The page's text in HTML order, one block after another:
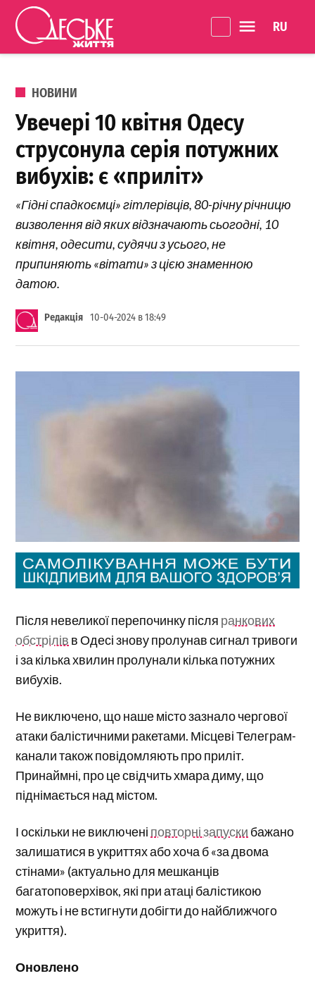
Перейти до вмісту
Життя
ОПУБЛІКОВАНО В
НОВИНИ
Увечері 10 квітня Одесу
струсонула серія потужних
вибухів: є «приліт»
«Гідні спадкоємці» гітлерівців, 80-річну річницю
визволення від яких відзначають сьогодні, 10
квітня, одесити, судячи з усього, не
припиняють «вітати» з цією знаменною
датою.
Редакція 10-04-2024 в 18:49
Після невеликої перепочинку після ранкових
обстрілів в Одесі знову пролунав сигнал тривоги
і за кілька хвилин пролунали кілька потужних
вибухів.
Не виключено, що наше місто зазнало чергової
атаки балістичними ракетами. Місцеві Телеграм-
канали також повідомляють про приліт.
Принаймні, про це свідчить хмара диму, що
піднімається над містом.
І оскільки не виключені повторні запуски бажано
залишатися в укриттях або хоча б «за двома
стінами» (актуально для мешканців
багатоповерхівок, які при атаці балістикою
можуть і не встигнути добігти до найближчого
укриття).
Оновлено